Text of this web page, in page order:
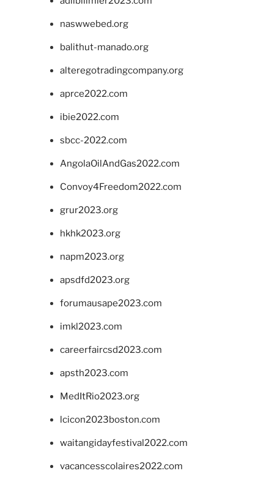
naswwebed.org
balithut-manado.org
alteregotradingcompany.org
aprce2022.com
ibie2022.com
sbcc-2022.com
AngolaOilAndGas2022.com
Convoy4Freedom2022.com
grur2023.org
hkhk2023.org
napm2023.org
apsdfd2023.org
forumausape2023.com
imkl2023.com
careerfaircsd2023.com
apsth2023.com
MedItRio2023.org
lcicon2023boston.com
waitangidayfestival2022.com
vacancesscolaires2022.com